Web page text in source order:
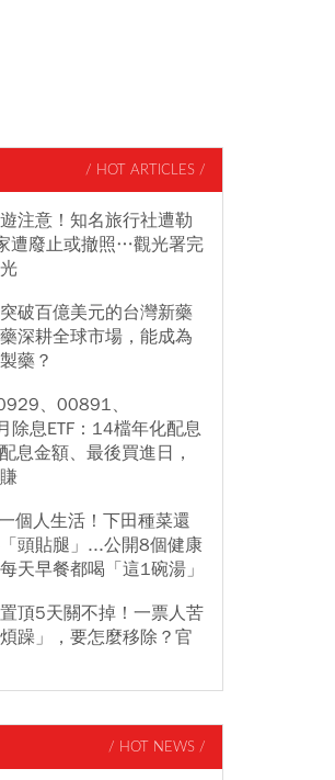
/ HOT ARTICLES /
注意！知名旅行社遭勒
遭廢止或撤照…觀光署完
破百億美元的台灣新藥
深耕全球市場，能成為
藥？
、00891、
息ETF：14檔年化配息
息金額、最後買進日，
個人生活！下田種菜還
頭貼腿」...公開8個健康
天早餐都喝「這1碗湯」
頂5天關不掉！一票人苦
躁」，要怎麼移除？官
/ HOT NEWS /